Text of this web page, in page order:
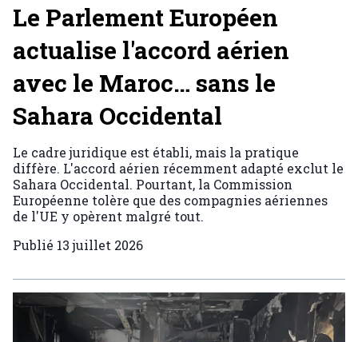
Le Parlement Européen
actualise l'accord aérien
avec le Maroc… sans le
Sahara Occidental
Le cadre juridique est établi, mais la pratique
diffère. L'accord aérien récemment adapté exclut le
Sahara Occidental. Pourtant, la Commission
Européenne tolère que des compagnies aériennes
de l'UE y opèrent malgré tout.
Publié 13 juillet 2026